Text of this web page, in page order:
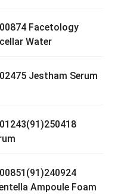
Facetology
Water
Jestham Serum
Ampoule Foam